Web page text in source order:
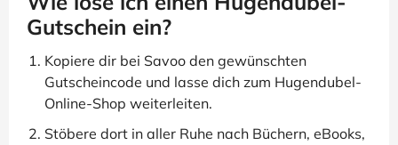
Gutschein ein?
Kopiere dir bei Savoo den gewünschten
Gutscheincode und lasse dich zum Hugendubel-
Online-Shop weiterleiten.
Stöbere dort in aller Ruhe nach Büchern, eBooks,